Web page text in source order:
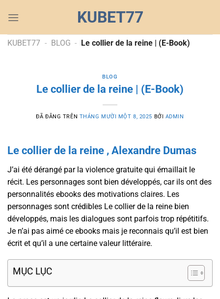
đến
dung
KUBET77
KUBET77 - BLOG - Le collier de la reine | (E-Book)
BLOG
Le collier de la reine | (E-Book)
ĐÃ ĐĂNG TRÊN THÁNG MƯỜI MỘT 8, 2025 BỞI ADMIN
Le collier de la reine , Alexandre Dumas
J’ai été dérangé par la violence gratuite qui émaillait le
récit. Les personnages sont bien développés, car ils ont des
personnalités ebooks des motivations claires. Les
personnages sont crédibles Le collier de la reine bien
développés, mais les dialogues sont parfois trop répétitifs.
Je n’ai pas aimé ce ebooks mais je reconnais qu’il est bien
écrit et qu’il a une certaine valeur littéraire.
MỤC LỤC